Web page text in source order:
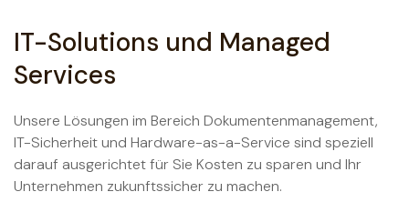
IT-Solutions und Managed
Services
Unsere Lösungen im Bereich Dokumentenmanagement,
IT-Sicherheit und Hardware-as-a-Service sind speziell
darauf ausgerichtet für Sie Kosten zu sparen und Ihr
Unternehmen zukunftssicher zu machen.